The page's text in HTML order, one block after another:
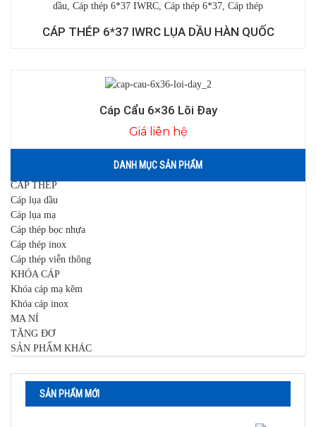
CÁP THÉP 6*37 IWRC LỤA DẦU HÀN QUỐC
Cáp Cẩu 6×36 Lõi Đay
Giá liên hệ
DANH MỤC SẢN PHẨM
CÁP THÉP
Cáp lụa dầu
Cáp lụa mạ
Cáp thép bọc nhựa
Cáp thép inox
Cáp thép viễn thông
KHÓA CÁP
Khóa cáp mạ kẽm
Khóa cáp inox
MA NÍ
TĂNG ĐƠ
SẢN PHẨM KHÁC
SẢN PHẨM MỚI